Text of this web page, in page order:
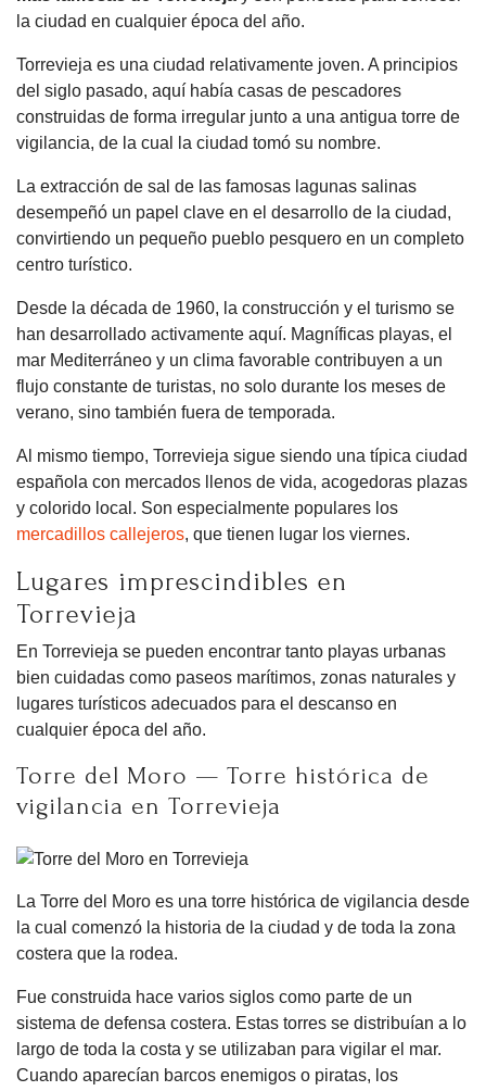
la ciudad en cualquier época del año.
Torrevieja es una ciudad relativamente joven. A principios
del siglo pasado, aquí había casas de pescadores
construidas de forma irregular junto a una antigua torre de
vigilancia, de la cual la ciudad tomó su nombre.
La extracción de sal de las famosas lagunas salinas
desempeñó un papel clave en el desarrollo de la ciudad,
convirtiendo un pequeño pueblo pesquero en un completo
centro turístico.
Desde la década de 1960, la construcción y el turismo se
han desarrollado activamente aquí. Magníficas playas, el
mar Mediterráneo y un clima favorable contribuyen a un
flujo constante de turistas, no solo durante los meses de
verano, sino también fuera de temporada.
Al mismo tiempo, Torrevieja sigue siendo una típica ciudad
española con mercados llenos de vida, acogedoras plazas
y colorido local. Son especialmente populares los
mercadillos callejeros, que tienen lugar los viernes.
Lugares imprescindibles en
Torrevieja
En Torrevieja se pueden encontrar tanto playas urbanas
bien cuidadas como paseos marítimos, zonas naturales y
lugares turísticos adecuados para el descanso en
cualquier época del año.
Torre del Moro — Torre histórica de
vigilancia en Torrevieja
La Torre del Moro es una torre histórica de vigilancia desde
la cual comenzó la historia de la ciudad y de toda la zona
costera que la rodea.
Fue construida hace varios siglos como parte de un
sistema de defensa costera. Estas torres se distribuían a lo
largo de toda la costa y se utilizaban para vigilar el mar.
Cuando aparecían barcos enemigos o piratas, los